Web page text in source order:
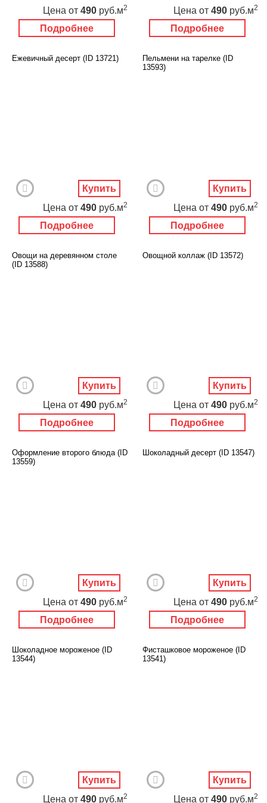
Подробнее
Цена от 490 руб.м2
Подробнее
Цена от 490 руб.м2
Ежевичный десерт (ID 13721)
Подробнее
Цена от 490 руб.м2
Купить
Пельмени на тарелке (ID
13593)
Подробнее
Цена от 490 руб.м2
Купить
Овощи на деревянном столе
(ID 13588)
Подробнее
Цена от 490 руб.м2
Купить
Овощной коллаж (ID 13572)
Подробнее
Цена от 490 руб.м2
Купить
Оформление второго блюда (ID
13559)
Подробнее
Цена от 490 руб.м2
Купить
Шоколадный десерт (ID 13547)
Подробнее
Цена от 490 руб.м2
Купить
Шоколадное мороженое (ID
13544)
Цена от 490 руб.м2
Купить
Фисташковое мороженое (ID
13541)
Цена от 490 руб.м2
Купить